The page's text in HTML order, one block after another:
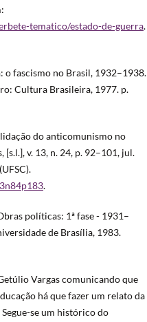
tematico/estado-de-guerra.
o fascismo no Brasil, 1932–1938.
Cultura Brasileira, 1977. p.
do anticomunismo no
v. 13, n. 24, p. 92–101, jul.
.
políticas: 1ª fase - 1931–
de Brasília, 1983.
Vargas comunicando que
há que fazer um relato da
se um histórico do